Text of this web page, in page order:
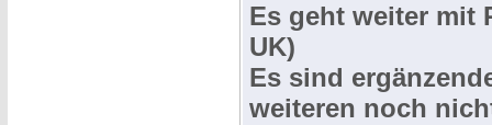
Es geht weiter mit
UK)
Es sind
weiteren noch